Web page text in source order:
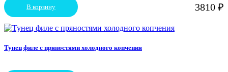
3810 ₽
В корзину
Тунец филе с пряностями холодного копчения